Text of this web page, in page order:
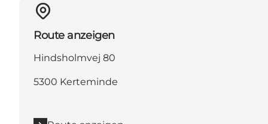
Route anzeigen
Hindsholmvej 80
5300 Kerteminde